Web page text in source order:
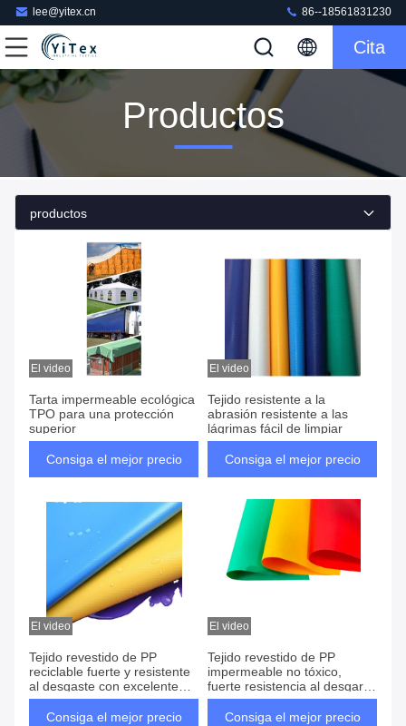
lee@yitex.cn 86--18561831230
Cita
Productos
productos
El video
Tarta impermeable ecológica
TPO para una protección
superior
Consiga el mejor precio
El video
Tejido resistente a la
abrasión resistente a las
lágrimas fácil de limpiar
Consiga el mejor precio
El video
Tejido revestido de PP
reciclable fuerte y resistente
al desgaste con excelente
resistencia a los rayos UV
Consiga el mejor precio
El video
Tejido revestido de PP
impermeable no tóxico,
fuerte resistencia al desgarro
para la protección del medio
ambiente
Consiga el mejor precio